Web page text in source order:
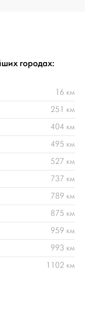
городах:
16 км
251 км
404 км
495 км
527 км
737 км
789 км
875 км
959 км
993 км
1102 км